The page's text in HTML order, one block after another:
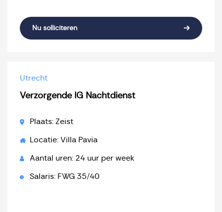
Nu solliciteren
Utrecht
Verzorgende IG Nachtdienst
Plaats: Zeist
Locatie: Villa Pavia
Aantal uren: 24 uur per week
Salaris: FWG 35/40